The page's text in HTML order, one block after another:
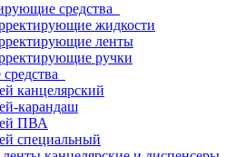
средства
жидкости
ленты
ручки
канцелярский
карандаш
ПВА
специальный